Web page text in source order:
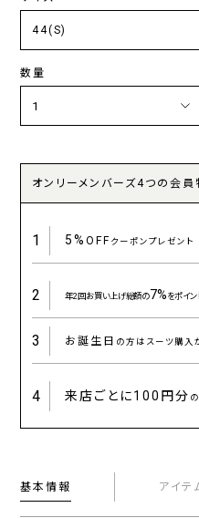
数量
オンリーメンバーズ4つの会員
1 5%OFFクーポンプレゼント
2 年2回お買い上げ総額の7%をポイ
3 お誕生日 の方はスーツ購入
4 来店ごとに100円分
基本情報 アイテ